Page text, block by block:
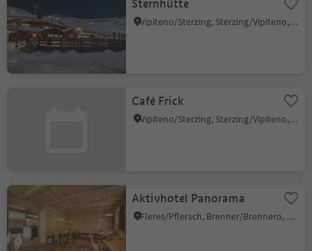
Sternhütte
Vipiteno/Sterzing, Sterzing/Vipiteno, Sterzing/Vipiteno and environs
Café Frick
Vipiteno/Sterzing, Sterzing/Vipiteno, Sterzing/Vipiteno and environs
Aktivhotel Panorama
Fleres/Pflersch, Brenner/Brennero, Sterzing/Vipiteno and environs